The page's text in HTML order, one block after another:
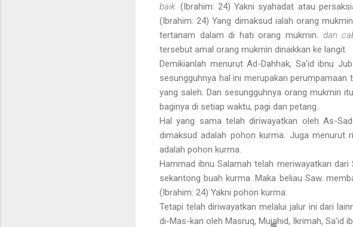
baik.(Ibrahim: 24) Yakni syahadat atau
(Ibrahim: 24) Yang dimaksud ialah orang mukmin.
tertanam dalam di hati orang mukmin. dan
tersebut amal orang mukmin dinaikkan ke langit.
Demikianlah menurut Ad-Dahhak, Sa'id ibnu
sesungguhnya hal ini merupakan
yang saleh. Dan sesungguhnya orang mukmin
baginya di setiap waktu, pagi dan petang.
Hal yang sama telah diriwayatkan oleh As-
dimaksud adalah pohon kurma. Juga menurut
adalah pohon kurma.
Hammad ibnu Salamah telah meriwayatkan dari
sekantong buah kurma. Maka beliau Saw.
(Ibrahim: 24) Yakni pohon kurma.
Tetapi telah diriwayatkan melalui jalur ini dari
di-Mas-kan oleh Masruq, Mujahid, Ikrimah, Sa'id